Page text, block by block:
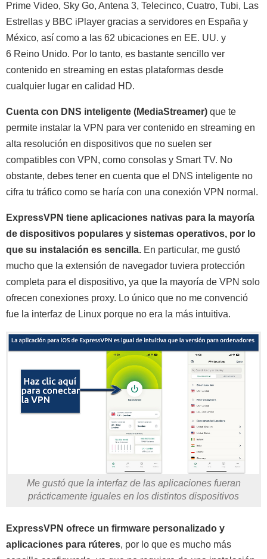
Prime Video, Sky Go, Antena 3, Telecinco, Cuatro, Tubi, Las
Estrellas y BBC iPlayer gracias a servidores en España y
México, así como a las 62 ubicaciones en EE. UU. y
6 Reino Unido. Por lo tanto, es bastante sencillo ver
contenido en streaming en estas plataformas desde
cualquier lugar en calidad HD.
Cuenta con DNS inteligente (MediaStreamer) que te
permite instalar la VPN para ver contenido en streaming en
alta resolución en dispositivos que no suelen ser
compatibles con VPN, como consolas y Smart TV. No
obstante, debes tener en cuenta que el DNS inteligente no
cifra tu tráfico como se haría con una conexión VPN normal.
ExpressVPN tiene aplicaciones nativas para la mayoría
de dispositivos populares y sistemas operativos, por lo
que su instalación es sencilla. En particular, me gustó
mucho que la extensión de navegador tuviera protección
completa para el dispositivo, ya que la mayoría de VPN solo
ofrecen conexiones proxy. Lo único que no me convenció
fue la interfaz de Linux porque no era la más intuitiva.
Me gustó que la interfaz de las aplicaciones fueran
prácticamente iguales en los distintos dispositivos
ExpressVPN ofrece un firmware personalizado y
aplicaciones para rúteres, por lo que es mucho más